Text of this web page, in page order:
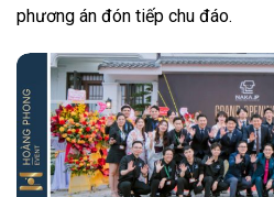
phương án đón tiếp chu đáo.